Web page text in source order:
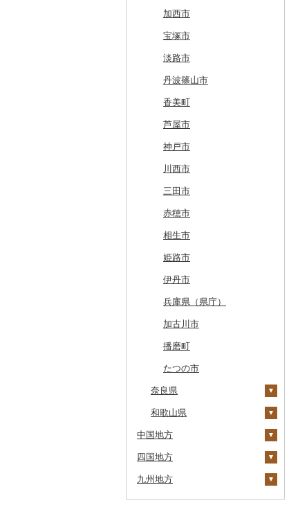
滝川市
比布町
鶴居村
釧路市
苫前町
当別町
占冠村
上士幌町
平取町
七飯町
北見市
登別市
訓子府町
室蘭市
士幌町
倶知安町
天塩町
京極町
新十津川町
江別市
蘭越町
幌加内町
古平町
田舎館村
青森県（県庁）
三沢市
西目屋村
大槌町
大郷町
南三陸町
仙台市
大河原町
角田市
涌谷町
東松島市
西川町
高畠町
山形市
三川町
大江町
米沢市
新地町
葛尾村
三島町
桑折町
矢吹町
国見町
檜枝岐村
喜多方市
南相馬市
会津若松市
大熊町
浅川町
相馬市
中島村
伊達市
川内村
平田村
飯舘村
矢祭町
楢葉町
湯川村
鉾田市
桜川市
石岡市
茨城県（県庁）
坂東市
小美玉市
日立市
大子町
鹿嶋市
阿見町
那珂市
筑西市
八千代町
古河市
高崎市
群馬県（県庁）
大泉町
長野原町
中之条町
東松山市
入間市
志木市
北本市
桶川市
加須市
三郷市
八潮市
越生町
さいたま市
鴻巣市
嵐山町
越谷市
小川町
滑川町
本庄市
熊谷市
白岡市
ときがわ町
朝霞市
美里町
木更津市
茂原市
野田市
山武市
鴨川市
印西市
神崎町
船橋市
千葉市
白井市
成田市
富津市
浦安市
松戸市
柏市
匝瑳市
市川市
市原市
渋谷区
千代田区
新宿区
江東区
青梅市
国立市
品川区
福生市
小平市
文京区
大田区
豊島区
西東京市
羽村市
茅ヶ崎市
川崎市
厚木市
海老名市
相模原市
座間市
二宮町
新潟市
丹波山村
小諸市
木曽町
箕輪町
駒ヶ根市
王滝村
千曲市
辰野町
茅野市
喬木村
阿智村
小川村
宮田村
飯綱町
栄村
松川町
坂城町
富士見町
塩尻市
諏訪市
小谷村
松川村
生坂村
南相木村
関ケ原町
七宗町
笠松町
東白川村
土岐市
岐阜県（県庁）
下呂市
多治見市
垂井町
恵那市
白川町
各務原市
美濃市
揖斐川町
美濃加茂市
北方町
可児市
岐阜市
坂祝町
川根本町
富士市
御前崎市
東伊豆町
西伊豆町
清水町
南伊豆町
松崎町
湖西市
磐田市
三島市
静岡県（県庁）
牧之原市
菊川市
長泉町
新城市
春日井市
瀬戸市
大府市
半田市
あま市
岩倉市
小牧市
愛西市
長久手市
豊川市
尾張旭市
稲沢市
知立市
大口町
日進市
常滑市
東浦町
高浜市
豊明市
津島市
美浜町
刈谷市
京田辺市
向日市
河南町
和泉市
高槻市
豊中市
箕面市
太子町
岬町
千早赤阪村
東大阪市
摂津市
島本町
高石市
田尻町
堺市
八尾市
大東市
門真市
大阪市
加西市
宝塚市
淡路市
丹波篠山市
香美町
芦屋市
神戸市
川西市
三田市
赤穂市
相生市
姫路市
伊丹市
兵庫県（県庁）
加古川市
播磨町
たつの市
奈良県
曽爾村
河合町
宇陀市
田原本町
山添村
和歌山県
湯浅町
有田市
橋本市
広川町
中国地方
鳥取県
鳥取県（県庁）
米子市
島根県
雲南市
岡山県
四国地方
徳島県
阿波市
香川県
九州地方
福岡県